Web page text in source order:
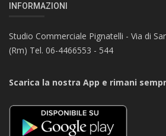
INFORMAZIONI
Studio Commerciale Pignatelli - Via di
(Rm) Tel. 06-4466553 - 544
Scarica la nostra App e rimani